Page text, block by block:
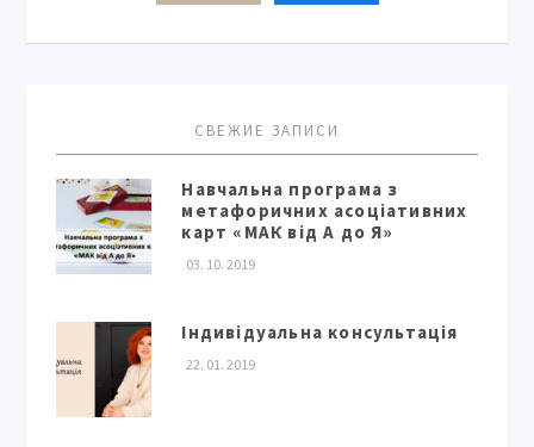
СВЕЖИЕ ЗАПИСИ
Навчальна програма з
метафоричних асоціативних
карт «МАК від А до Я»
03. 10. 2019
Індивідуальна консультація
22. 01. 2019